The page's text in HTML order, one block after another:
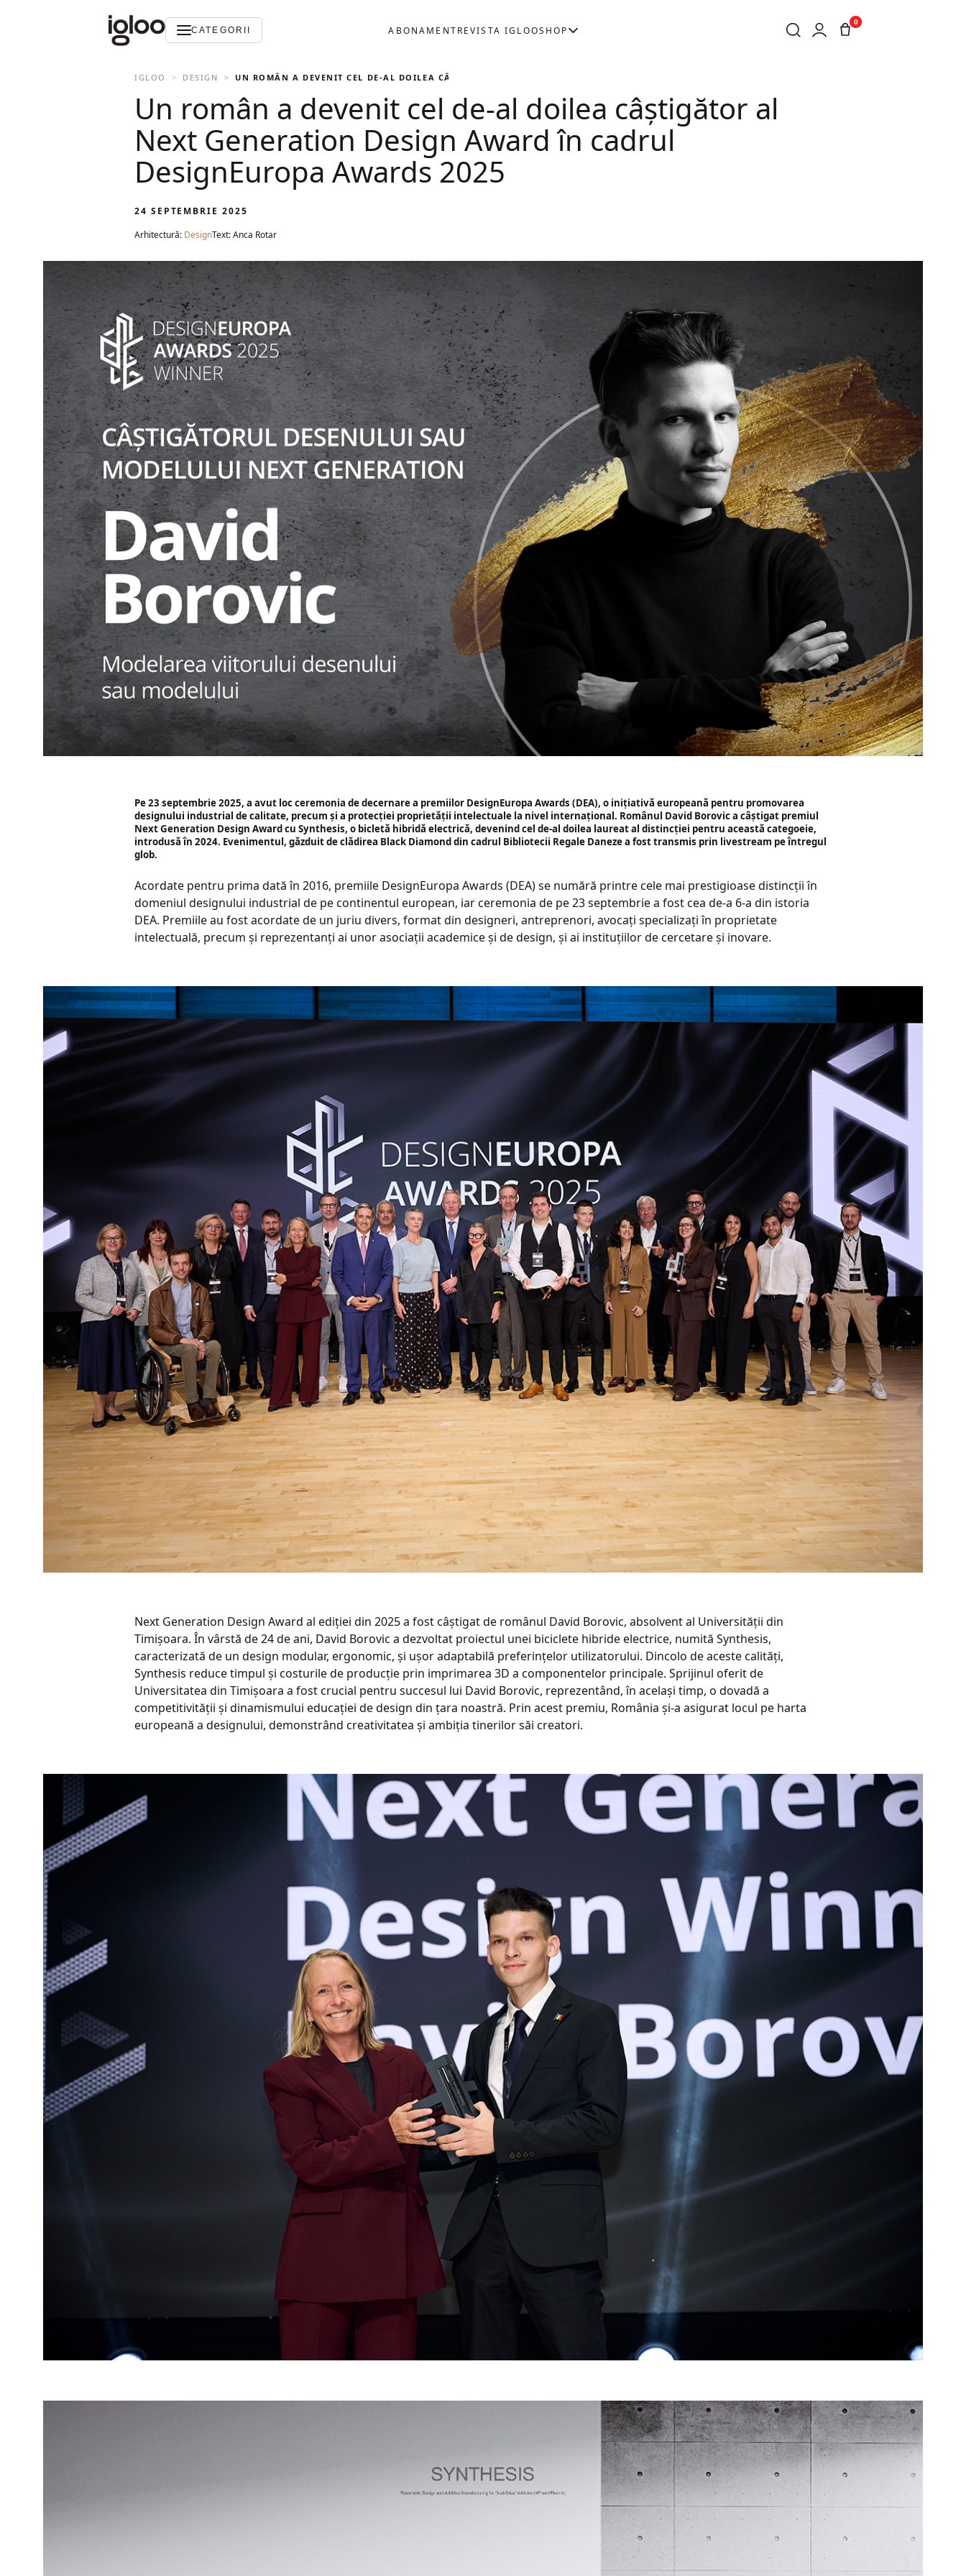
CATEGORII ABONAMENTREVISTA IGLOOSHOP
0
IGLOO DESIGN UN ROMÂN A DEVENIT CEL DE-AL DOILEA CÂȘTIGĂTOR AL NEXT GENERATION DESIGN AWARD ÎN CADRUL DESIGNEUROPA AWARDS 2025
Un român a devenit cel de-al doilea câștigător al
Next Generation Design Award în cadrul
DesignEuropa Awards 2025
24 SEPTEMBRIE 2025
Arhitectură: DesignText: Anca Rotar
Pe 23 septembrie 2025, a avut loc ceremonia de decernare a premiilor DesignEuropa Awards (DEA), o inițiativă europeană pentru promovarea
designului industrial de calitate, precum și a protecției proprietății intelectuale la nivel internațional. Românul David Borovic a câștigat premiul
Next Generation Design Award cu Synthesis, o bicletă hibridă electrică, devenind cel de-al doilea laureat al distincției pentru această categoeie,
introdusă în 2024. Evenimentul, găzduit de clădirea Black Diamond din cadrul Bibliotecii Regale Daneze a fost transmis prin livestream pe întregul
glob.
Acordate pentru prima dată în 2016, premiile DesignEuropa Awards (DEA) se numără printre cele mai prestigioase distincții în
domeniul designului industrial de pe continentul european, iar ceremonia de pe 23 septembrie a fost cea de-a 6-a din istoria
DEA. Premiile au fost acordate de un juriu divers, format din designeri, antreprenori, avocați specializați în proprietate
intelectuală, precum și reprezentanți ai unor asociații academice și de design, și ai instituțiilor de cercetare și inovare.
Next Generation Design Award al ediției din 2025 a fost câștigat de românul David Borovic, absolvent al Universității din
Timișoara. În vârstă de 24 de ani, David Borovic a dezvoltat proiectul unei biciclete hibride electrice, numită Synthesis,
caracterizată de un design modular, ergonomic, și ușor adaptabilă preferințelor utilizatorului. Dincolo de aceste calități,
Synthesis reduce timpul și costurile de producție prin imprimarea 3D a componentelor principale. Sprijinul oferit de
Universitatea din Timișoara a fost crucial pentru succesul lui David Borovic, reprezentând, în același timp, o dovadă a
competitivității și dinamismului educației de design din țara noastră. Prin acest premiu, România și-a asigurat locul pe harta
europeană a designului, demonstrând creativitatea și ambiția tinerilor săi creatori.